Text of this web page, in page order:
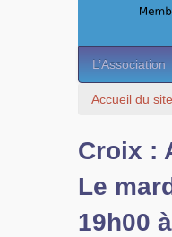
L’Association
Accueil du site
Croix :
Le
19h00